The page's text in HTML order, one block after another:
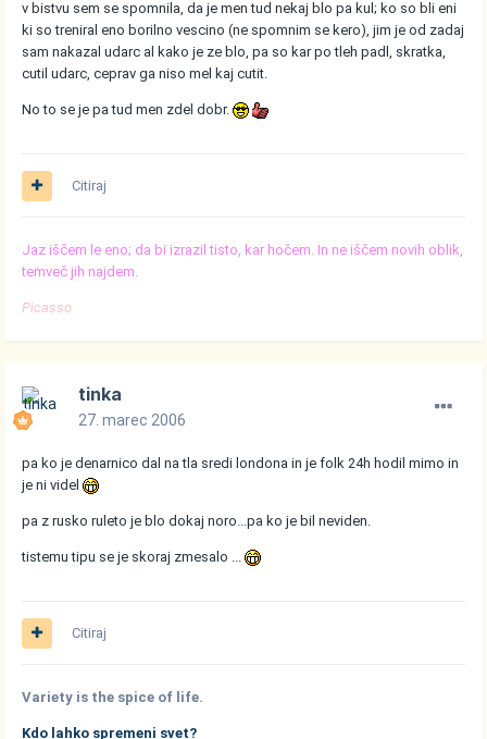
v bistvu sem se spomnila, da je men tud nekaj blo pa kul; ko so bli eni
ki so treniral eno borilno vescino (ne spomnim se kero), jim je od zadaj
sam nakazal udarc al kako je ze blo, pa so kar po tleh padl, skratka,
cutil udarc, ceprav ga niso mel kaj cutit.
No to se je pa tud men zdel dobr.
Citiraj
Jaz iščem le eno; da bi izrazil tisto, kar hočem. In ne iščem novih oblik,
temveč jih najdem.
Picasso
tinka
27. marec 2006
pa ko je denarnico dal na tla sredi londona in je folk 24h hodil mimo in
je ni videl
pa z rusko ruleto je blo dokaj noro...pa ko je bil neviden.
tistemu tipu se je skoraj zmesalo ...
Citiraj
Variety is the spice of life.
Kdo lahko spremeni svet?